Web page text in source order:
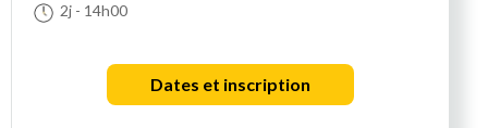
2j - 14h00
Dates et inscription